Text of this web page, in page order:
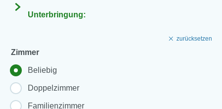
Unterbringung:
zurücksetzen
Zimmer
Beliebig
Doppelzimmer
Familienzimmer